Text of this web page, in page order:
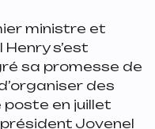
ministre et
s’est
sa promesse de
des
poste en juillet
président Jovenel